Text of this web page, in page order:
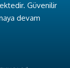
Güvenilir
devam